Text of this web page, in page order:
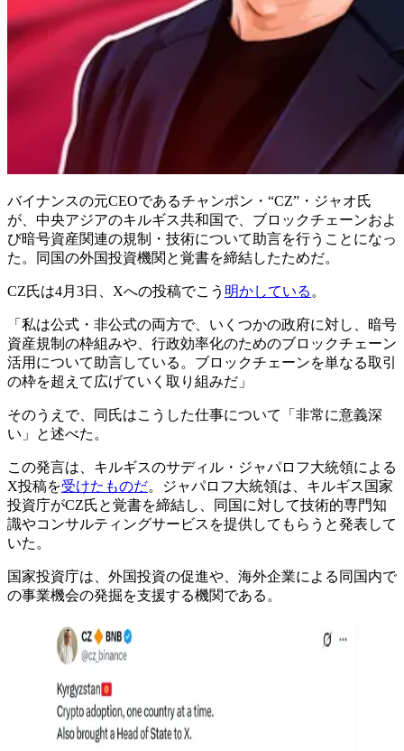
バイナンスの元CEOであるチャンポン・“CZ”・ジャオ氏
が、中央アジアのキルギス共和国で、ブロックチェーンおよ
び暗号資産関連の規制・技術について助言を行うことになっ
た。同国の外国投資機関と覚書を締結したためだ。
CZ氏は4月3日、Xへの投稿でこう 明かしている 。
「私は公式・非公式の両方で、いくつかの政府に対し、暗号
資産規制の枠組みや、行政効率化のためのブロックチェーン
活用について助言している。ブロックチェーンを単なる取引
の枠を超えて広げていく取り組みだ」
そのうえで、同氏はこうした仕事について「非常に意義深
い」と述べた。
この発言は、キルギスのサディル・ジャパロフ大統領による
X投稿を受けたものだ。ジャパロフ大統領は、キルギス国家
投資庁がCZ氏と覚書を締結し、同国に対して技術的専門知
識やコンサルティングサービスを提供してもらうと発表して
いた。
国家投資庁は、外国投資の促進や、海外企業による同国内で
の事業機会の発掘を支援する機関である。